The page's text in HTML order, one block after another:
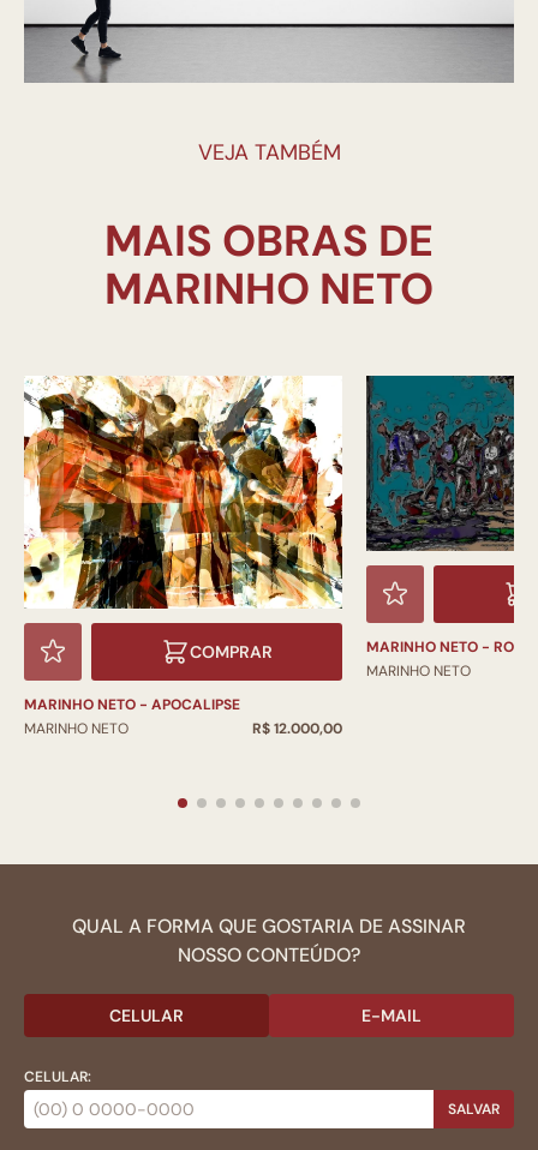
VEJA TAMBÉM
MAIS OBRAS DE
COMPRAR
MARINHO NETO - APOCALIPSE
MARINHO NETO
R$ 12.000,00
MARINHO NETO - ROMA
MARINHO NETO
QUAL A FORMA QUE GOSTARIA DE ASSINAR
NOSSO CONTEÚDO?
CELULAR E-MAIL
CELULAR:
SALVAR